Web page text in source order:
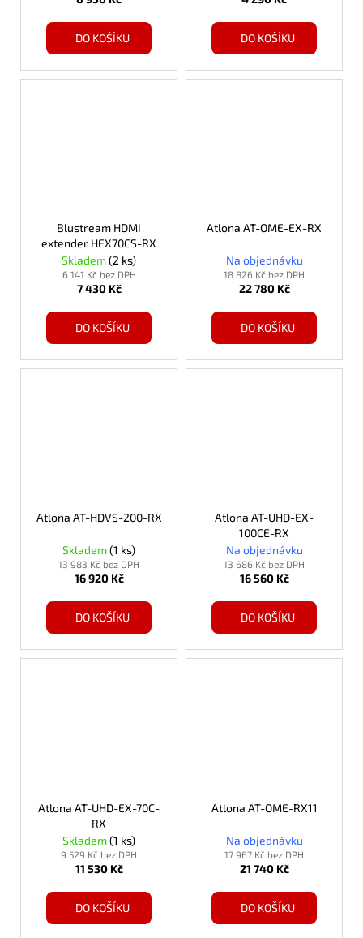
DO KOŠÍKU DO KOŠÍKU
Blustream HDMI
extender HEX70CS-RX
Skladem(2 ks)
6 141 Kč bez DPH
7 430 Kč
DO KOŠÍKU
Atlona AT-OME-EX-RX
Na objednávku
18 826 Kč bez DPH
22 780 Kč
DO KOŠÍKU
Atlona AT-HDVS-200-RX
Skladem(1 ks)
13 983 Kč bez DPH
16 920 Kč
DO KOŠÍKU
Atlona AT-UHD-EX-
100CE-RX
Na objednávku
13 686 Kč bez DPH
16 560 Kč
DO KOŠÍKU
Atlona AT-UHD-EX-70C-
RX
Skladem(1 ks)
9 529 Kč bez DPH
11 530 Kč
DO KOŠÍKU
Atlona AT-OME-RX11
Na objednávku
17 967 Kč bez DPH
21 740 Kč
DO KOŠÍKU